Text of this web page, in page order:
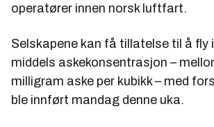
operatører innen norsk luftfart.
Selskapene kan få tillatelse til å fly
middels askekonsentrasjon –
milligram aske per kubikk – med
ble innført mandag denne uka.